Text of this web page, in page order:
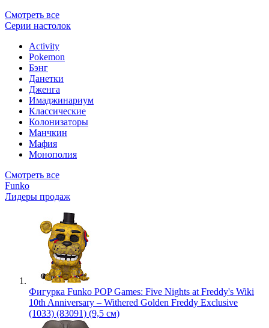
Смотреть все
Серии настолок
Activity
Pokemon
Бэнг
Данетки
Дженга
Имаджинариум
Классические
Колонизаторы
Манчкин
Мафия
Монополия
Смотреть все
Funko
Лидеры продаж
Фигурка Funko POP Games: Five Nights at Freddy's Wiki
10th Anniversary – Withered Golden Freddy Exclusive
(1033) (83091) (9,5 см)